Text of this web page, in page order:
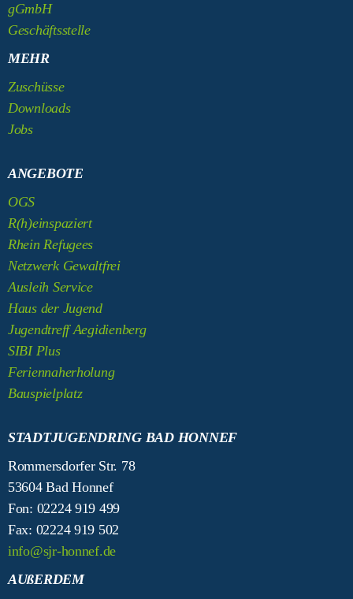
gGmbH
Geschäftsstelle
MEHR
Zuschüsse
Downloads
Jobs
ANGEBOTE
OGS
R(h)einspaziert
Rhein Refugees
Netzwerk Gewaltfrei
Ausleih Service
Haus der Jugend
Jugendtreff Aegidienberg
SIBI Plus
Feriennaherholung
Bauspielplatz
STADTJUGENDRING BAD HONNEF
Rommersdorfer Str. 78
53604 Bad Honnef
Fon: 02224 919 499
Fax: 02224 919 502
info@sjr-honnef.de
AUßERDEM